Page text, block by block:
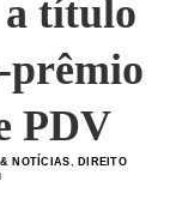
a título
prêmio
PDV
NOTÍCIAS
DIREITO